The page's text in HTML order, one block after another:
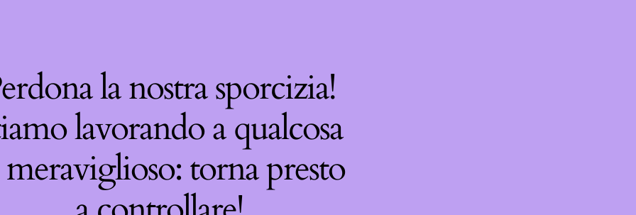
la nostra sporcizia!
lavorando a qualcosa
torna presto